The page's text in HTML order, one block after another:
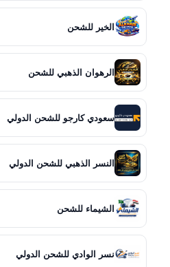
الخير للشحن
الرهوان الذهبي للشحن
سعودي كارجو للشحن الدولي
النسر الذهبي للشحن الدولي
الشيماء للشحن
نسر الوادي للشحن الدولي